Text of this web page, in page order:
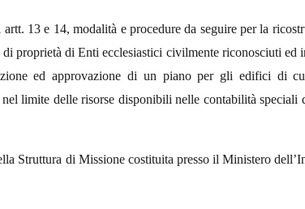
13 e 14, modalità e procedure da seguire per la
proprietà di Enti ecclesiastici civilmente riconosciuti ed
ed approvazione di un piano per gli edifici di
limite delle risorse disponibili nelle contabilità speciali
Struttura di Missione costituita presso il Ministero